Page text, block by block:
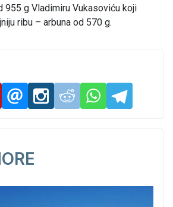
955 g Vladimiru Vukasoviću koji
ribu – arbuna od 570 g.